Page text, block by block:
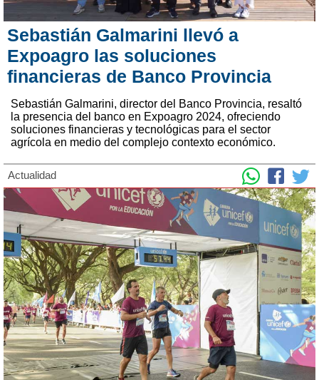
Sebastián Galmarini llevó a
Expoagro las soluciones
financieras de Banco Provincia
Sebastián Galmarini, director del Banco Provincia, resaltó
la presencia del banco en Expoagro 2024, ofreciendo
soluciones financieras y tecnológicas para el sector
agrícola en medio del complejo contexto económico.
Actualidad